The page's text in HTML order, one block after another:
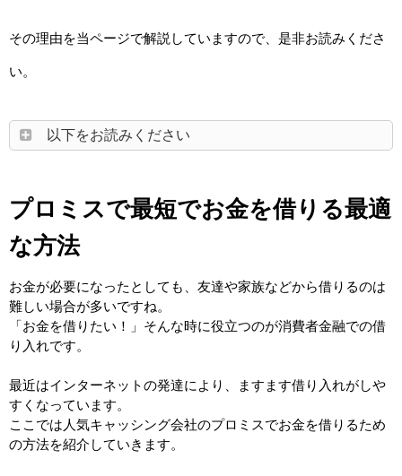
その理由を当ページで解説していますので、是非お読みくださ
い。
以下をお読みください
プロミスで最短でお金を借りる最適
な方法
お金が必要になったとしても、友達や家族などから借りるのは
難しい場合が多いですね。
「お金を借りたい！」そんな時に役立つのが消費者金融での借
り入れです。
最近はインターネットの発達により、ますます借り入れがしや
すくなっています。
ここでは人気キャッシング会社のプロミスでお金を借りるため
の方法を紹介していきます。